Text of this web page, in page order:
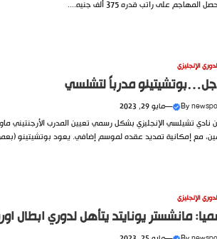
المهاجم على راتب قدره 375 ألف جنيه....
الإنجليزي
مدرباً لتشلسي
By
—مايو 29, 2023
نادي تشيلسي الإنجليزي بشكل رسمي تعيين المدرب الأرجنتيني
مع إمكانية تمديد عقده لموسم إضافي. يعود بوتشيتينو (بعمر
الإنجليزي
مانشستر يونايتد يتأهل لدوري ابطال